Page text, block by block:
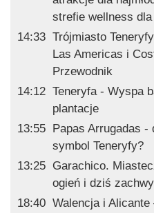
strefie wellness
14:33 Trójmiasto
Las Americas i
Przewodnik
14:12 Teneryfa - Wyspa
plantacje
13:55
Papas Arrugadas
symbol Teneryfy?
13:25 Garachico.
ogień i dziś
18:40 Walencja i Alicante